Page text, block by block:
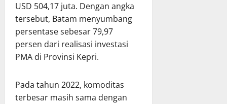
USD 504,17 juta. Dengan angka
tersebut, Batam menyumbang
persentase sebesar 79,97
persen dari realisasi investasi
PMA di Provinsi Kepri.
Pada tahun 2022, komoditas
terbesar masih sama dengan